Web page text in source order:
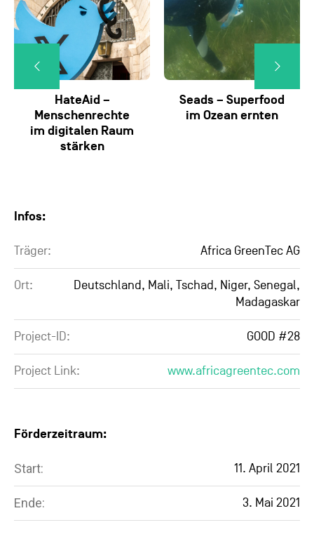
HateAid –
Menschenrechte
im digitalen Raum
stärken
Seads – Superfood
im Ozean ernten
Infos:
Träger: Africa GreenTec AG
Ort:
Deutschland, Mali, Tschad, Niger, Senegal,
Madagaskar
Project-ID: GOOD #28
Project Link: www.africagreentec.com
Förderzeitraum:
Start: 11. April 2021
Ende: 3. Mai 2021